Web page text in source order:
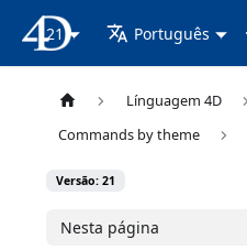
Documentação 4D
21 Português
Línguagem 4D
Commands by theme
Versão: 21
Nesta página